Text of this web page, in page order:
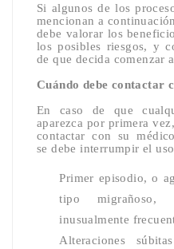
Si algunos de los
mencionan a
debe valorar los
los posibles riesgos, y
de que decida comenzar
Cuándo debe contactar
En caso de que
aparezca por primera
contactar con su
se debe interrumpir el
Primer episodio, o
tipo
inusualmente
Alteraciones